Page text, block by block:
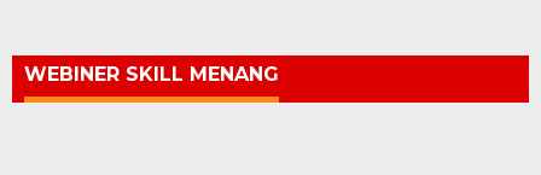
WEBINER SKILL MENANG